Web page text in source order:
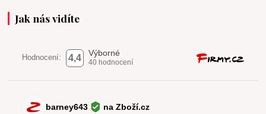
Jak nás vidíte